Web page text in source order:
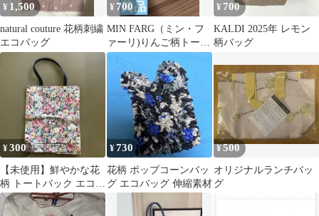
¥ 1,500
natural couture 花柄刺繍
エコバッグ
¥ 700
MIN FARG（ミン・フ
ァーリ)りんご柄トート
バッグ 保冷バッグ付
¥ 700
KALDI 2025年 レモン
柄バッグ
¥300
【未使用】鮮やかな花
柄 トートバック エコバ
ッグ ビニールバッグ
¥730
花柄 ポップコーンバッ
グ エコバッグ 伸縮素材
¥500
オリジナルランチバッ
グ